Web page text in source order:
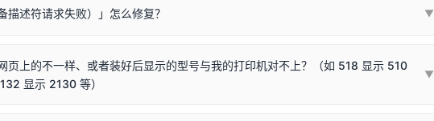
：只要窗口里出现了任意一个绿色对勾，直接关闭窗口去打印测试即可。
是旧版签名，新版 Win10/Win11 系统不再默认兼容，而非文件安全性问题。
时开启，日常正常使用无需长期关闭系统安全校验。）
数据线两端已完全插紧；
条USB数据线，或在设备管理器中点击【扫描检测硬件改动】刷新硬件列表。
描述符请求失败）」怎么修复？ ▼
新插紧；
插口，切勿使用前置插口或外接拓展坞；
页上的不一样、或者装好后显示的型号与我的打印机对不上？（如 518 显示 510
显示 2130 等）
▼